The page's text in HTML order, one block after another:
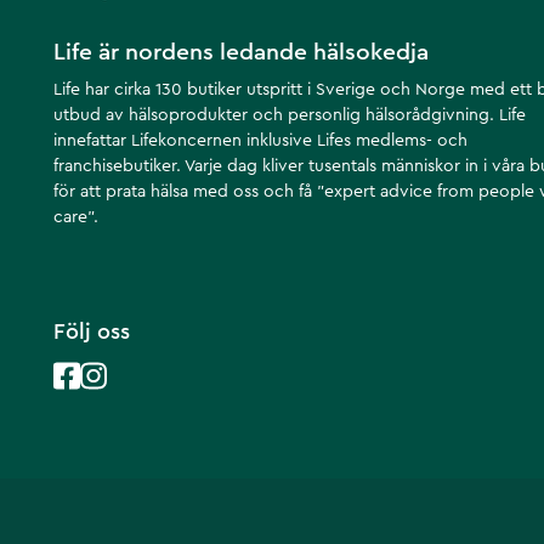
Life är nordens ledande hälsokedja
Life har cirka 130 butiker utspritt i Sverige och Norge med ett
utbud av hälsoprodukter och personlig hälsorådgivning. Life
innefattar Lifekoncernen inklusive Lifes medlems- och
franchisebutiker. Varje dag kliver tusentals människor in i våra
för att prata hälsa med oss och få ”expert advice from people
care”.
Följ oss